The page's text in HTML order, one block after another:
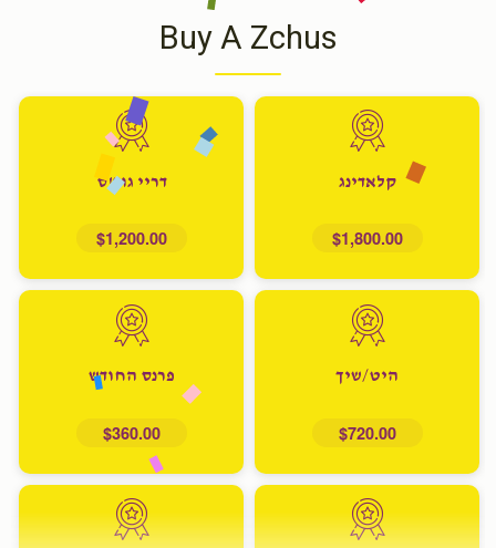
Buy A Zchus
קלאדינג
$1,800.00
דריי גוד'ס
$1,200.00
היט/שיך
$720.00
פרנס החודש
$360.00